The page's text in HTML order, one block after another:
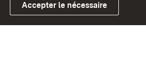
Link zum Landesportal
Accepter le nécessaire